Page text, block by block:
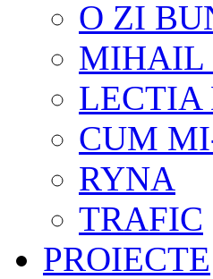
O ZI
MIHAIL
LECTIA
CUM
RYNA
TRAFIC
PROIECTE